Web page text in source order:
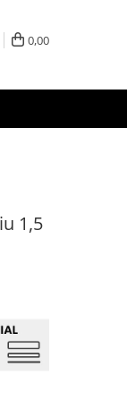
0,00
1,5